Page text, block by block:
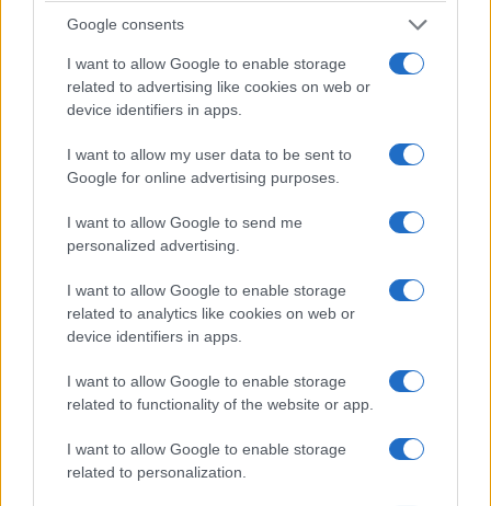
Google consents
I want to allow Google to enable storage
related to advertising like cookies on web or
device identifiers in apps.
I want to allow my user data to be sent to
Google for online advertising purposes.
I want to allow Google to send me
personalized advertising.
I want to allow Google to enable storage
related to analytics like cookies on web or
device identifiers in apps.
I want to allow Google to enable storage
related to functionality of the website or app.
I want to allow Google to enable storage
related to personalization.
ΠΟΝΤΟΣ
Παναγία Σουμελά: Τουρισμός ή «ποντιακή
προπαγάνδα»; Νέα αντιπαράθεση στην Τουρκία
3/08/2026 - 8:30μμ